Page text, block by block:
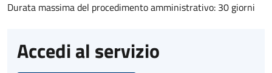
Durata massima del procedimento amministrativo: 30 giorni
Accedi al servizio